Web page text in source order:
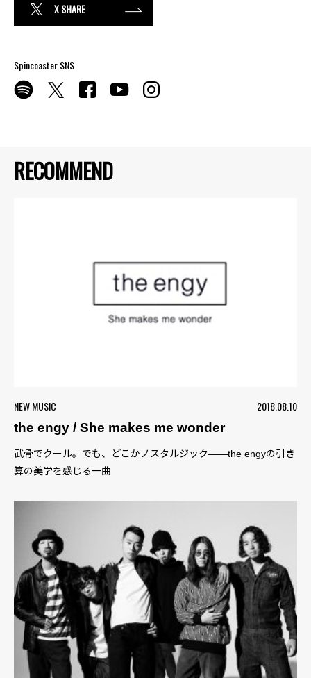
RECOMMEND
NEW MUSIC
2018.08.10
the engy / She makes me wonder
武骨でクール。でも、どこかノスタルジック――the engyの引き
算の美学を感じる一曲
X SHARE
Spincoaster SNS